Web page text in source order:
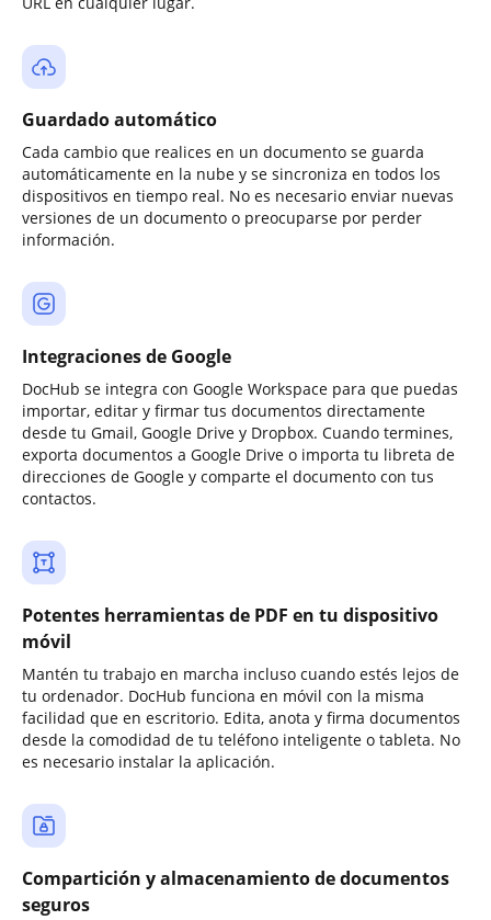
Guardado automático
Cada cambio que realices en un documento se guarda
automáticamente en la nube y se sincroniza en todos los
dispositivos en tiempo real. No es necesario enviar nuevas
versiones de un documento o preocuparse por perder
información.
Integraciones de Google
DocHub se integra con Google Workspace para que puedas
importar, editar y firmar tus documentos directamente
desde tu Gmail, Google Drive y Dropbox. Cuando termines,
exporta documentos a Google Drive o importa tu libreta de
direcciones de Google y comparte el documento con tus
contactos.
Potentes herramientas de PDF en tu dispositivo
móvil
Mantén tu trabajo en marcha incluso cuando estés lejos de
tu ordenador. DocHub funciona en móvil con la misma
facilidad que en escritorio. Edita, anota y firma documentos
desde la comodidad de tu teléfono inteligente o tableta. No
es necesario instalar la aplicación.
Compartición y almacenamiento de documentos
seguros